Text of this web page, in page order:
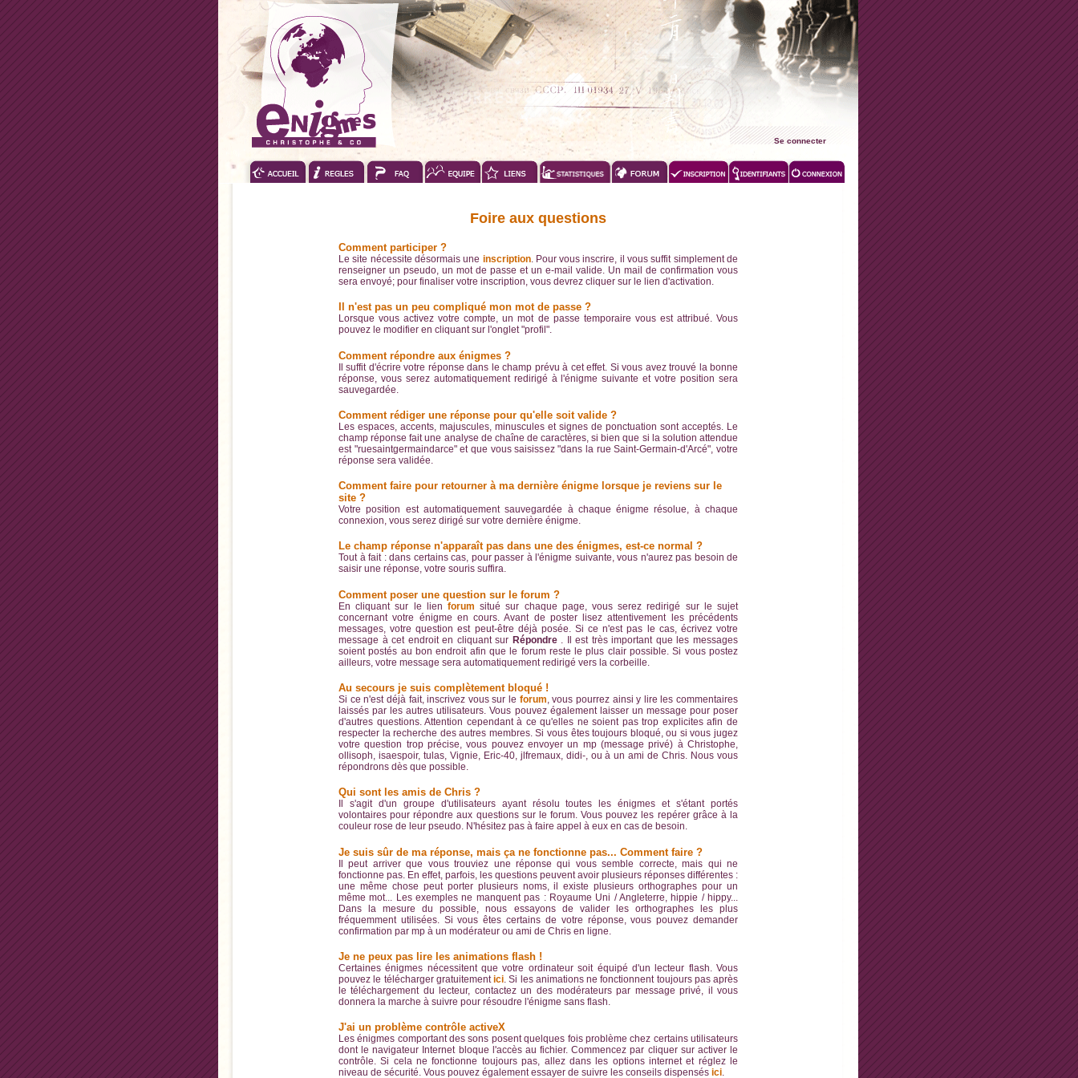
Se connecter
Foire aux questions
Comment participer ?
Le site nécessite désormais une inscription. Pour vous inscrire, il vous suffit simplement de
renseigner un pseudo, un mot de passe et un e-mail valide. Un mail de confirmation vous
sera envoyé; pour finaliser votre inscription, vous devrez cliquer sur le lien d'activation.
Il n'est pas un peu compliqué mon mot de passe ?
Lorsque vous activez votre compte, un mot de passe temporaire vous est attribué. Vous
pouvez le modifier en cliquant sur l'onglet "profil".
Comment répondre aux énigmes ?
Il suffit d'écrire votre réponse dans le champ prévu à cet effet. Si vous avez trouvé la bonne
réponse, vous serez automatiquement redirigé à l'énigme suivante et votre position sera
sauvegardée.
Comment rédiger une réponse pour qu'elle soit valide ?
Les espaces, accents, majuscules, minuscules et signes de ponctuation sont acceptés. Le
champ réponse fait une analyse de chaîne de caractères, si bien que si la solution attendue
est "ruesaintgermaindarce" et que vous saisissez "dans la rue Saint-Germain-d'Arcé", votre
réponse sera validée.
Comment faire pour retourner à ma dernière énigme lorsque je reviens sur le
site ?
Votre position est automatiquement sauvegardée à chaque énigme résolue, à chaque
connexion, vous serez dirigé sur votre dernière énigme.
Le champ réponse n'apparaît pas dans une des énigmes, est-ce normal ?
Tout à fait : dans certains cas, pour passer à l'énigme suivante, vous n'aurez pas besoin de
saisir une réponse, votre souris suffira.
Comment poser une question sur le forum ?
En cliquant sur le lien forum situé sur chaque page, vous serez redirigé sur le sujet
concernant votre énigme en cours. Avant de poster lisez attentivement les précédents
messages, votre question est peut-être déjà posée. Si ce n'est pas le cas, écrivez votre
message à cet endroit en cliquant sur Répondre
. Il est très important que les messages
soient postés au bon endroit afin que le forum reste le plus clair possible. Si vous postez
ailleurs, votre message sera automatiquement redirigé vers la corbeille.
Au secours je suis complètement bloqué !
Si ce n'est déjà fait, inscrivez vous sur le forum, vous pourrez ainsi y lire les commentaires
laissés par les autres utilisateurs. Vous pouvez également laisser un message pour poser
d'autres questions. Attention cependant à ce qu'elles ne soient pas trop explicites afin de
respecter la recherche des autres membres. Si vous êtes toujours bloqué, ou si vous jugez
votre question trop précise, vous pouvez envoyer un mp (message privé) à Christophe,
ollisoph, isaespoir, tulas, Vignie, Eric-40, jlfremaux, didi-, ou à un ami de Chris. Nous vous
répondrons dès que possible.
Qui sont les amis de Chris ?
Il s'agit d'un groupe d'utilisateurs ayant résolu toutes les énigmes et s'étant portés
volontaires pour répondre aux questions sur le forum. Vous pouvez les repérer grâce à la
couleur rose de leur pseudo. N'hésitez pas à faire appel à eux en cas de besoin.
Je suis sûr de ma réponse, mais ça ne fonctionne pas... Comment faire ?
Il peut arriver que vous trouviez une réponse qui vous semble correcte, mais qui ne
fonctionne pas. En effet, parfois, les questions peuvent avoir plusieurs réponses différentes :
une même chose peut porter plusieurs noms, il existe plusieurs orthographes pour un
même mot... Les exemples ne manquent pas : Royaume Uni / Angleterre, hippie / hippy...
Dans la mesure du possible, nous essayons de valider les orthographes les plus
fréquemment utilisées. Si vous êtes certains de votre réponse, vous pouvez demander
confirmation par mp à un modérateur ou ami de Chris en ligne.
Je ne peux pas lire les animations flash !
Certaines énigmes nécessitent que votre ordinateur soit équipé d'un lecteur flash. Vous
pouvez le télécharger gratuitementici. Si les animations ne fonctionnent toujours pas après
le téléchargement du lecteur, contactez un des modérateurs par message privé, il vous
donnera la marche à suivre pour résoudre l'énigme sans flash.
J'ai un problème contrôle activeX
Les énigmes comportant des sons posent quelques fois problème chez certains utilisateurs
dont le navigateur Internet bloque l'accès au fichier. Commencez par cliquer sur activer le
contrôle. Si cela ne fonctionne toujours pas, allez dans les options internet et réglez le
niveau de sécurité. Vous pouvez également essayer de suivre les conseils dispensés ici.